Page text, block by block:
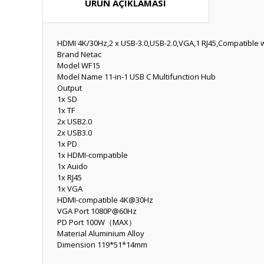
ÜRÜN AÇIKLAMASI
HDMI 4K/30Hz,2 x USB-3.0,USB-2.0,VGA,1
Brand Netac
Model WF15
Model Name 11-in-1 USB C Multifunction Hub
Output
1x SD
1x TF
2x USB2.0
2x USB3.0
1x PD
1x HDMI-compatible
1x Auido
1x RJ45
1x VGA
HDMI-compatible 4K@30Hz
VGA Port 1080P@60Hz
PD Port 100W（MAX）
Material Aluminium Alloy
Dimension 119*51*14mm